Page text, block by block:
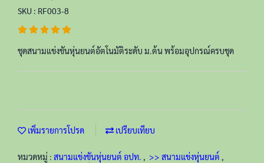
SKU : RF003-8
ชุดสนามแข่งขันหุ่นยนต์อัตโนมัติระดับ ม.ต้น พร้อมอุปกรณ์ครบชุด
เพิ่มรายการโปรด เปรียบเทียบ
หมวดหมู่ : สนามแข่งขันหุ่นยนต์ อปท. , >> สนามแข่งหุ่นยนต์ ,